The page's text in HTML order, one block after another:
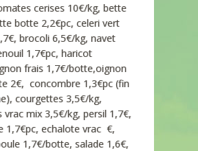
cerises 10€/kg, bette
botte 2,2€pc, celeri vert
brocoli 6,5€/kg, navet
1,7€pc, haricot
frais 1,7€/botte,oignon
2€, concombre 1,3€pc (fin
courgettes 3,5€/kg,
vrac mix 3,5€/kg, persil 1,7€,
1,7€pc, echalote vrac €,
1,7€/botte, salade 1,6€,